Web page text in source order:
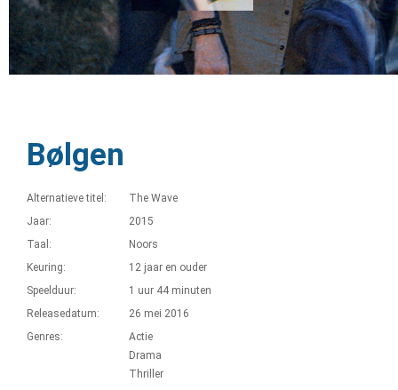
Bølgen
Alternatieve titel:
The Wave
Jaar:
2015
Taal:
Noors
Keuring:
12 jaar en ouder
Speelduur:
1 uur 44 minuten
Releasedatum:
26 mei 2016
Genres:
Actie
Drama
Thriller